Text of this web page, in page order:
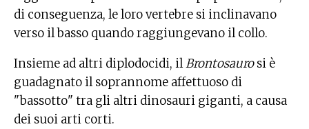
di conseguenza, le loro vertebre si inclinavano
verso il basso quando raggiungevano il collo.
Insieme ad altri diplodocidi, ilBrontosaurosi è
guadagnato il soprannome affettuoso di
"bassotto" tra gli altri dinosauri giganti, a causa
dei suoi arti corti.